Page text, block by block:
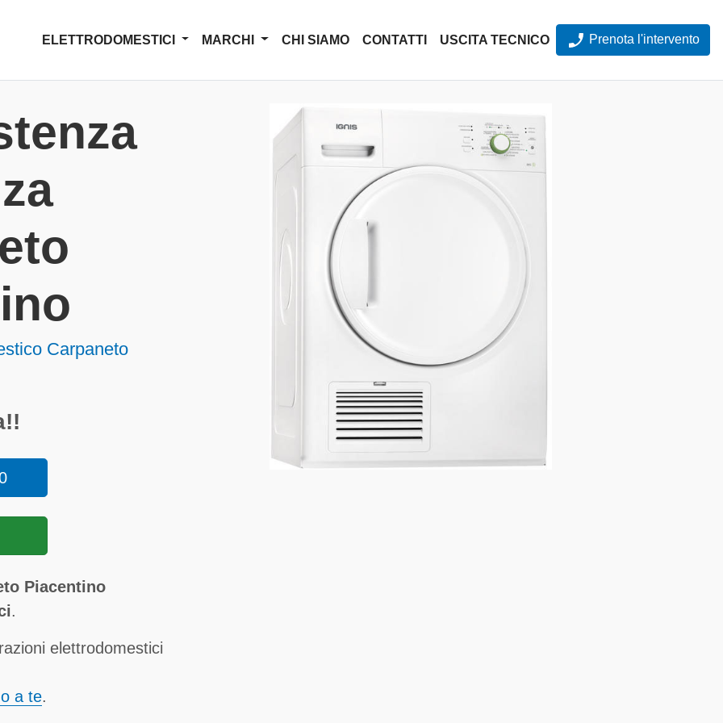
ELETTRODOMESTICI MARCHI CHI SIAMO CONTATTI USCITA TECNICO Prenota l'intervento
Carpaneto
Piacentino
.
elettrodomestici
a te.